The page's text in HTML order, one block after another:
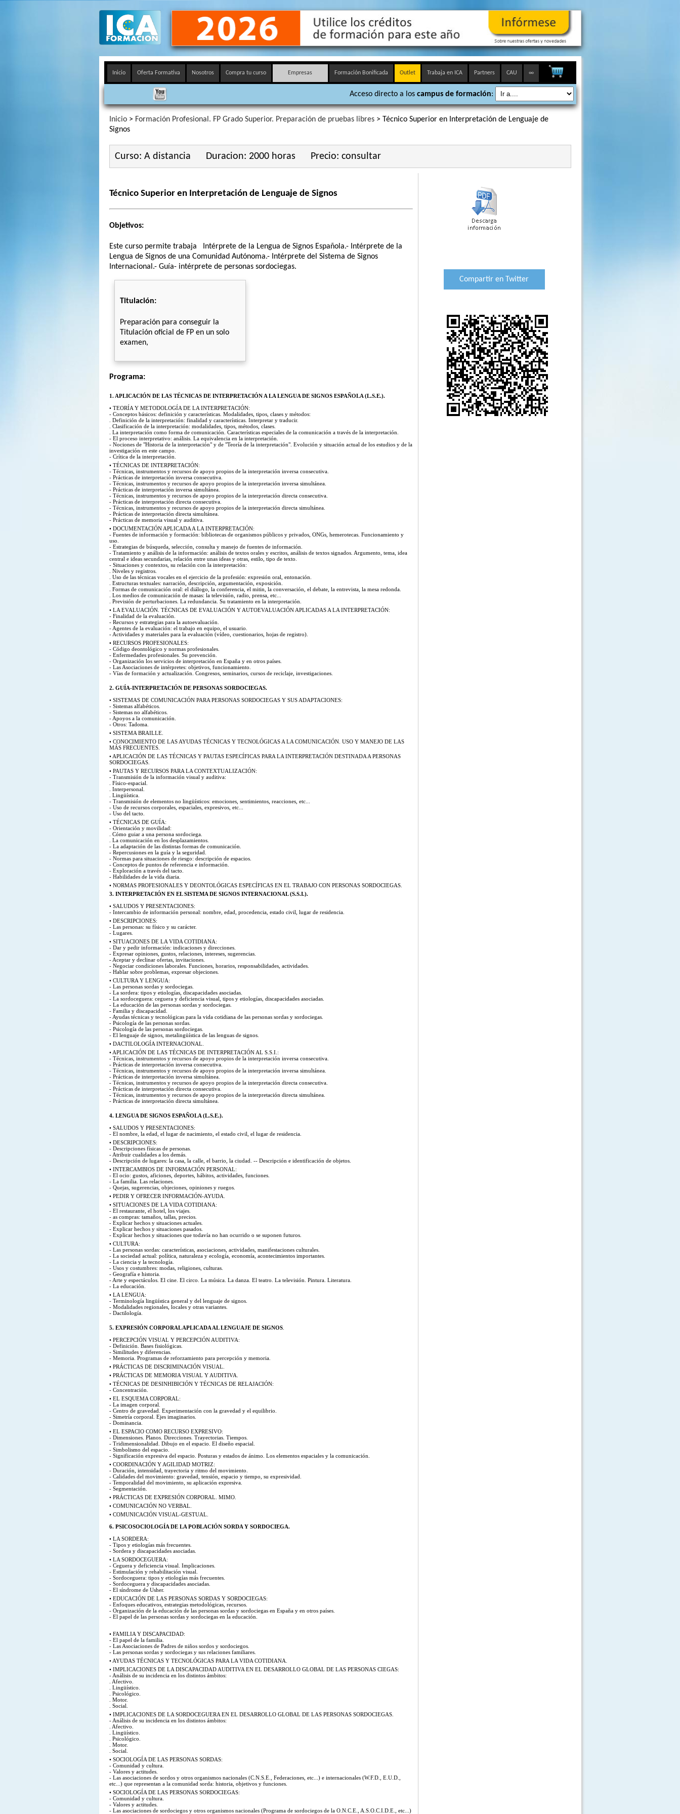
Inicio Oferta Formativa Nosotros Compra tu curso Empresas Formación Bonificada Outlet Trabaja en ICA Partners CAU ∞
Acceso directo a los campus de formación:
Inicio> Formación Profesional. FP Grado Superior. Preparación de pruebas libres> Técnico Superior en Interpretación de Lenguaje de
Signos
Curso: A distancia Duracion: 2000 horas Precio: consultar
Técnico Superior en Interpretación de Lenguaje de Signos
Objetivos:
Este curso permite trabaja Intérprete de la Lengua de Signos Española.- Intérprete de la
Lengua de Signos de una Comunidad Autónoma.- Intérprete del Sistema de Signos
Internacional.- Guía- intérprete de personas sordociegas.
Titulación:
Preparación para conseguir la
Titulación oficial de FP en un solo
examen,
Programa:
1. APLICACIÓN DE LAS TÉCNICAS DE INTERPRETACIÓN A LA LENGUA DE SIGNOS ESPAÑOLA (L.S.E.).
• TEORÍA Y METODOLOGÍA DE LA INTERPRETACIÓN:
- Conceptos básicos: definición y características. Modalidades, tipos, clases y métodos:
. Definición de la interpretación: finalidad y características. Interpretar y traducir.
. Clasificación de la interpretación: modalidades, tipos, métodos, clases.
. La interpretación como forma de comunicación. Características especiales de la comunicación a través de la interpretación.
- El proceso interpretativo: análisis. La equivalencia en la interpretación.
- Nociones de "Historia de la interpretación" y de "Teoría de la interpretación". Evolución y situación actual de los estudios y de la
investigación en este campo.
- Crítica de la interpretación.
• TÉCNICAS DE INTERPRETACIÓN:
- Técnicas, instrumentos y recursos de apoyo propios de la interpretación inversa consecutiva.
- Prácticas de interpretación inversa consecutiva.
- Técnicas, instrumentos y recursos de apoyo propios de la interpretación inversa simultánea.
- Prácticas de interpretación inversa simultánea.
- Técnicas, instrumentos y recursos de apoyo propios de la interpretación directa consecutiva.
- Prácticas de interpretación directa consecutiva.
- Técnicas, instrumentos y recursos de apoyo propios de la interpretación directa simultánea.
- Prácticas de interpretación directa simultánea.
- Prácticas de memoria visual y auditiva.
• DOCUMENTACIÓN APLICADA A LA INTERPRETACIÓN:
- Fuentes de información y formación: bibliotecas de organismos públicos y privados, ONGs, hemerotecas. Funcionamiento y
uso.
- Estrategias de búsqueda, selección, consulta y manejo de fuentes de información.
- Tratamiento y análisis de la información: análisis de textos orales y escritos, análisis de textos signados. Argumento, tema, idea
central e ideas secundarias, relación entre unas ideas y otras, estilo, tipo de texto.
- Situaciones y contextos, su relación con la interpretación:
. Niveles y registros.
. Uso de las técnicas vocales en el ejercicio de la profesión: expresión oral, entonación.
. Estructuras textuales: narración, descripción, argumentación, exposición.
. Formas de comunicación oral: el diálogo, la conferencia, el mitin, la conversación, el debate, la entrevista, la mesa redonda.
. Los medios de comunicación de masas: la televisión, radio, prensa, etc...
. Previsión de perturbaciones. La redundancia. Su tratamiento en la interpretación.
• LA EVALUACIÓN. TÉCNICAS DE EVALUACIÓN Y AUTOEVALUACIÓN APLICADAS A LA INTERPRETACIÓN:
- Finalidad de la evaluación.
- Recursos y estrategias para la autoevaluación.
- Agentes de la evaluación: el trabajo en equipo, el usuario.
- Actividades y materiales para la evaluación (vídeo, cuestionarios, hojas de registro).
• RECURSOS PROFESIONALES:
- Código deontológico y normas profesionales.
- Enfermedades profesionales. Su prevención.
- Organización los servicios de interpretación en España y en otros países.
- Las Asociaciones de intérpretes: objetivos, funcionamiento.
- Vías de formación y actualización. Congresos, seminarios, cursos de reciclaje, investigaciones.
2. GUÍA-INTERPRETACIÓN DE PERSONAS SORDOCIEGAS.
• SISTEMAS DE COMUNICACIÓN PARA PERSONAS SORDOCIEGAS Y SUS ADAPTACIONES:
- Sistemas alfabéticos.
- Sistemas no alfabéticos.
- Apoyos a la comunicación.
- Otros: Tadoma.
• SISTEMA BRAILLE.
• CONOCIMIENTO DE LAS AYUDAS TÉCNICAS Y TECNOLÓGICAS A LA COMUNICACIÓN. USO Y MANEJO DE LAS
MÁS FRECUENTES.
• APLICACIÓN DE LAS TÉCNICAS Y PAUTAS ESPECÍFICAS PARA LA INTERPRETACIÓN DESTINADA A PERSONAS
SORDOCIEGAS.
• PAUTAS Y RECURSOS PARA LA CONTEXTUALIZACIÓN:
- Transmisión de la información visual y auditiva:
. Físico-espacial.
. Interpersonal.
. Lingüística.
- Transmisión de elementos no lingüísticos: emociones, sentimientos, reacciones, etc...
- Uso de recursos corporales, espaciales, expresivos, etc...
- Uso del tacto.
• TÉCNICAS DE GUÍA:
- Orientación y movilidad:
. Cómo guiar a una persona sordociega.
. La comunicación en los desplazamientos.
- La adaptación de las distintas formas de comunicación.
- Repercusiones en la guía y la seguridad.
- Normas para situaciones de riesgo: descripción de espacios.
- Conceptos de puntos de referencia e información.
- Exploración a través del tacto.
- Habilidades de la vida diaria.
• NORMAS PROFESIONALES Y DEONTOLÓGICAS ESPECÍFICAS EN EL TRABAJO CON PERSONAS SORDOCIEGAS.
3. INTERPRETACIÓN EN EL SISTEMA DE SIGNOS INTERNACIONAL (S.S.I.).
• SALUDOS Y PRESENTACIONES:
- Intercambio de información personal: nombre, edad, procedencia, estado civil, lugar de residencia.
• DESCRIPCIONES:
- Las personas: su físico y su carácter.
- Lugares.
• SITUACIONES DE LA VIDA COTIDIANA:
- Dar y pedir información: indicaciones y direcciones.
- Expresar opiniones, gustos, relaciones, intereses, sugerencias.
- Aceptar y declinar ofertas, invitaciones.
- Negociar condiciones laborales. Funciones, horarios, responsabilidades, actividades.
- Hablar sobre problemas, expresar objeciones.
• CULTURA Y LENGUA:
- Las personas sordas y sordociegas.
- La sordera: tipos y etiologías, discapacidades asociadas.
- La sordoceguera: ceguera y deficiencia visual, tipos y etiologías, discapacidades asociadas.
- La educación de las personas sordas y sordociegas.
- Familia y discapacidad.
- Ayudas técnicas y tecnológicas para la vida cotidiana de las personas sordas y sordociegas.
- Psicología de las personas sordas.
- Psicología de las personas sordociegas.
- El lenguaje de signos, metalingüística de las lenguas de signos.
• DACTILOLOGÍA INTERNACIONAL.
• APLICACIÓN DE LAS TÉCNICAS DE INTERPRETACIÓN AL S.S.I.:
- Técnicas, instrumentos y recursos de apoyo propios de la interpretación inversa consecutiva.
- Prácticas de interpretación inversa consecutiva.
- Técnicas, instrumentos y recursos de apoyo propios de la interpretación inversa simultánea.
- Prácticas de interpretación inversa simultánea.
- Técnicas, instrumentos y recursos de apoyo propios de la interpretación directa consecutiva.
- Prácticas de interpretación directa consecutiva.
- Técnicas, instrumentos y recursos de apoyo propios de la interpretación directa simultánea.
- Prácticas de interpretación directa simultánea.
4. LENGUA DE SIGNOS ESPAÑOLA (L.S.E.).
• SALUDOS Y PRESENTACIONES:
- El nombre, la edad, el lugar de nacimiento, el estado civil, el lugar de residencia.
• DESCRIPCIONES:
- Descripciones físicas de personas.
- Atribuir cualidades a los demás.
- Descripción de lugares: la casa, la calle, el barrio, la ciudad. -- Descripción e identificación de objetos.
• INTERCAMBIOS DE INFORMACIÓN PERSONAL:
- El ocio: gustos, aficiones, deportes, hábitos, actividades, funciones.
- La familia. Las relaciones.
- Quejas, sugerencias, objeciones, opiniones y ruegos.
• PEDIR Y OFRECER INFORMACIÓN-AYUDA.
• SITUACIONES DE LA VIDA COTIDIANA:
- El restaurante, el hotel, los viajes.
- as compras: tamaños, tallas, precios.
- Explicar hechos y situaciones actuales.
- Explicar hechos y situaciones pasados.
- Explicar hechos y situaciones que todavía no han ocurrido o se suponen futuros.
• CULTURA:
- Las personas sordas: características, asociaciones, actividades, manifestaciones culturales.
- La sociedad actual: política, naturaleza y ecología, economía, acontecimientos importantes.
- La ciencia y la tecnología.
- Usos y costumbres: modas, religiones, culturas.
- Geografía e historia.
- Arte y espectáculos. El cine. El circo. La música. La danza. El teatro. La televisión. Pintura. Literatura.
- La educación.
• LA LENGUA:
- Terminología lingüística general y del lenguaje de signos.
- Modalidades regionales, locales y otras variantes.
- Dactilología.
5. EXPRESIÓN CORPORAL APLICADA AL LENGUAJE DE SIGNOS.
• PERCEPCIÓN VISUAL Y PERCEPCIÓN AUDITIVA:
- Definición. Bases fisiológicas.
- Similitudes y diferencias.
- Memoria. Programas de reforzamiento para percepción y memoria.
• PRÁCTICAS DE DISCRIMINACIÓN VISUAL.
• PRÁCTICAS DE MEMORIA VISUAL Y AUDITIVA.
• TÉCNICAS DE DESINHIBICIÓN Y TÉCNICAS DE RELAJACIÓN:
- Concentración.
• EL ESQUEMA CORPORAL:
- La imagen corporal.
- Centro de gravedad. Experimentación con la gravedad y el equilibrio.
- Simetría corporal. Ejes imaginarios.
- Dominancia.
• EL ESPACIO COMO RECURSO EXPRESIVO:
- Dimensiones. Planos. Direcciones. Trayectorias. Tiempos.
- Tridimensionalidad. Dibujo en el espacio. El diseño espacial.
- Simbolismo del espacio.
- Significación expresiva del espacio. Posturas y estados de ánimo. Los elementos espaciales y la comunicación.
• COORDINACIÓN Y AGILIDAD MOTRIZ:
- Duración, intensidad, trayectoria y ritmo del movimiento.
- Calidades del movimiento: gravedad, tensión, espacio y tiempo, su expresividad.
- Temporalidad del movimiento, su aplicación expresiva.
- Segmentación.
• PRÁCTICAS DE EXPRESIÓN CORPORAL. MIMO.
• COMUNICACIÓN NO VERBAL.
• COMUNICACIÓN VISUAL-GESTUAL.
6. PSICOSOCIOLOGÍA DE LA POBLACIÓN SORDA Y SORDOCIEGA.
• LA SORDERA:
- Tipos y etiologías más frecuentes.
- Sordera y discapacidades asociadas.
• LA SORDOCEGUERA:
- Ceguera y deficiencia visual. Implicaciones.
- Estimulación y rehabilitación visual.
- Sordoceguera: tipos y etiologías más frecuentes.
- Sordoceguera y discapacidades asociadas.
- El síndrome de Usher.
• EDUCACIÓN DE LAS PERSONAS SORDAS Y SORDOCIEGAS:
- Enfoques educativos, estrategias metodológicas, recursos.
- Organización de la educación de las personas sordas y sordociegas en España y en otros países.
- El papel de las personas sordas y sordociegas en la educación.
• FAMILIA Y DISCAPACIDAD:
- El papel de la familia.
- Las Asociaciones de Padres de niños sordos y sordociegos.
- Las personas sordas y sordociegas y sus relaciones familiares.
• AYUDAS TÉCNICAS Y TECNOLÓGICAS PARA LA VIDA COTIDIANA.
• IMPLICACIONES DE LA DISCAPACIDAD AUDITIVA EN EL DESARROLLO GLOBAL DE LAS PERSONAS CIEGAS:
- Análisis de su incidencia en los distintos ámbitos:
. Afectivo.
. Lingüístico.
. Psicológico.
. Motor.
. Social.
• IMPLICACIONES DE LA SORDOCEGUERA EN EL DESARROLLO GLOBAL DE LAS PERSONAS SORDOCIEGAS.
- Análisis de su incidencia en los distintos ámbitos:
. Afectivo.
. Lingüístico.
. Psicológico.
. Motor.
. Social.
• SOCIOLOGÍA DE LAS PERSONAS SORDAS:
- Comunidad y cultura.
- Valores y actitudes.
- Las asociaciones de sordos y otros organismos nacionales (C.N.S.E., Federaciones, etc...) e internacionales (W.F.D., E.U.D.,
etc...) que representan a la comunidad sorda: historia, objetivos y funciones.
• SOCIOLOGÍA DE LAS PERSONAS SORDOCIEGAS:
- Comunidad y cultura.
- Valores y actitudes.
- Las asociaciones de sordociegos y otros organismos nacionales (Programa de sordociegos de la O.N.C.E., A.S.O.C.I.D.E., etc...)
Compartir en Twitter